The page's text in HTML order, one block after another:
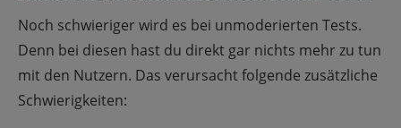
Noch schwieriger wird es bei unmoderierten Tests.
Denn bei diesen hast du direkt gar nichts mehr zu tun
mit den Nutzern. Das verursacht folgende zusätzliche
Schwierigkeiten: